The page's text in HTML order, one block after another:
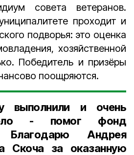
совета ветеранов.
проходит и
подворья: это оценка
хозяйственной
Победитель и призёры
поощряются.
выполнили и очень
- помог фонд
Благодарю Андрея
Скоча за оказанную